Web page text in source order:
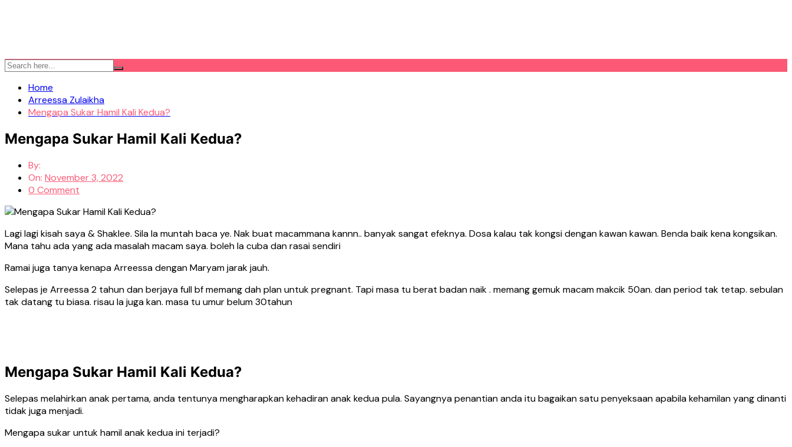
Home
Arreessa Zulaikha
Mengapa Sukar Hamil Kali Kedua?
Mengapa Sukar Hamil Kali Kedua?
By:
On: November 3, 2022
0 Comment
Lagi lagi kisah saya & Shaklee. Sila la muntah baca ye. Nak buat macammana kannn.. banyak sangat efeknya. Dosa kalau tak kongsi dengan kawan kawan. Benda baik kena kongsikan.
Mana tahu ada yang ada masalah macam saya. boleh la cuba dan rasai sendiri
Ramai juga tanya kenapa Arreessa dengan Maryam jarak jauh.
Selepas je Arreessa 2 tahun dan berjaya full bf memang dah plan untuk pregnant. Tapi masa tu berat badan naik . memang gemuk macam makcik 50an. dan period tak tetap. sebulan
tak datang tu biasa. risau la juga kan. masa tu umur belum 30tahun
Mengapa Sukar Hamil Kali Kedua?
Selepas melahirkan anak pertama, anda tentunya mengharapkan kehadiran anak kedua pula. Sayangnya penantian anda itu bagaikan satu penyeksaan apabila kehamilan yang dinanti
tidak juga menjadi.
Mengapa sukar untuk hamil anak kedua ini terjadi?